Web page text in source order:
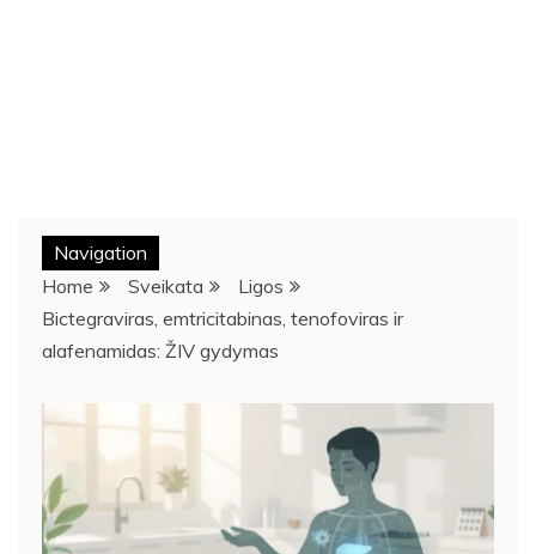
Navigation
Home
Sveikata
Ligos
Bictegraviras, emtricitabinas, tenofoviras ir
alafenamidas: ŽIV gydymas